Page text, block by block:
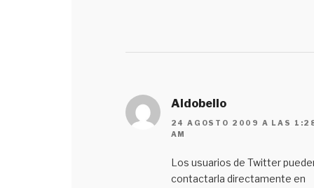
Aldobello
24 AGOSTO 2009 A LAS
AM
Los usuarios de Twitter
contactarla directamente en